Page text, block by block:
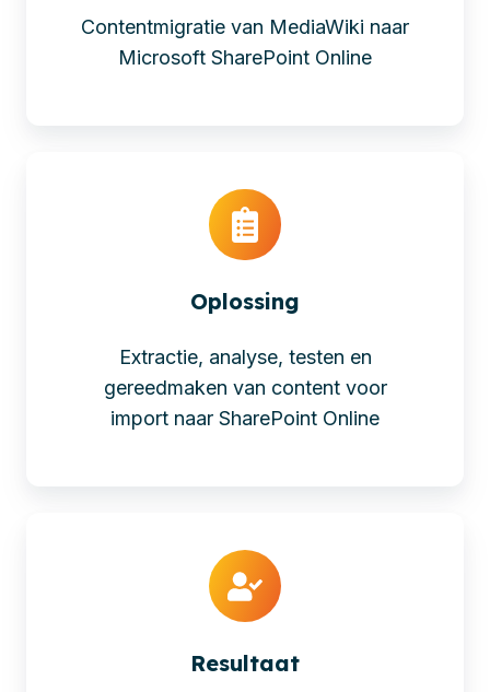
Contentmigratie van MediaWiki naar
Microsoft SharePoint Online
Oplossing
Extractie, analyse, testen en
gereedmaken van content voor
import naar SharePoint Online
Resultaat